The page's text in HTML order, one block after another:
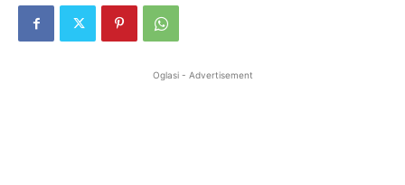
Oglasi - Advertisement